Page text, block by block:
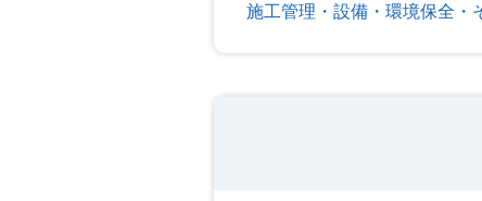
施工管理・設備・環境保全・